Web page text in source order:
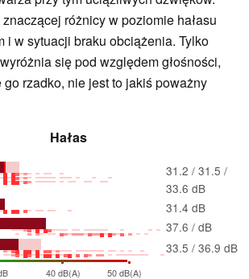
różnicy w poziomie hałasu
i w sytuacji braku obciążenia. Tylko
się pod względem głośności,
rzadko, nie jest to jakiś poważny
Hałas
31.2 / 31.5 /
33.6 dB
31.4 dB
37.6 / dB
33.5 / 36.9 dB
40 dB(A)
50 dB(A)